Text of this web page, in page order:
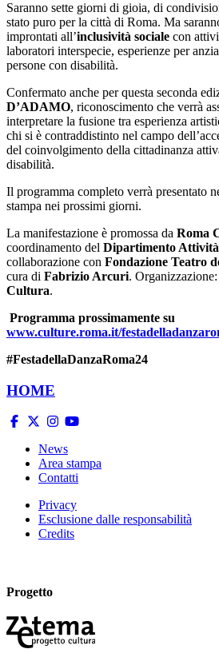
Saranno sette giorni di gioia, di
stato puro per la città di Roma. Ma
improntati all’inclusività sociale con
laboratori interspecie, esperienze per
persone con disabilità.
Confermato anche per questa seconda
D’ADAMO, riconoscimento che verrà
interpretare la fusione tra esperienza
chi si è contraddistinto nel campo
del coinvolgimento della cittadinanza
disabilità.
Il programma completo verrà presentato
stampa nei prossimi giorni.
La manifestazione è promossa da Roma
coordinamento del Dipartimento
collaborazione con Fondazione Teatro
cura di Fabrizio Arcuri. Organizzazione:
Cultura.
Programma prossimamente su
www.culture.roma.it/
#FestadellaDanzaRoma24
HOME
News
Area stampa
Contatti
Privacy
Esclusione dalle responsabilità
Credits
Progetto